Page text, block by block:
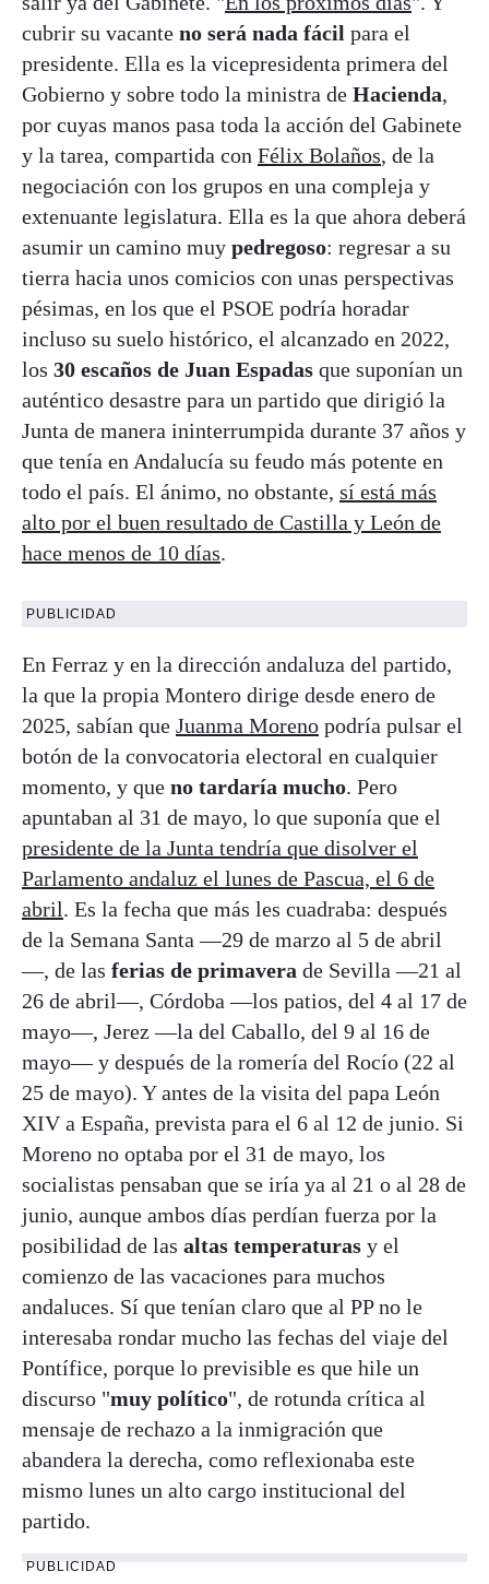
cubrir su vacante no será nada fácil para el
presidente. Ella es la vicepresidenta primera del
Gobierno y sobre todo la ministra de Hacienda,
por cuyas manos pasa toda la acción del Gabinete
y la tarea, compartida con Félix Bolaños, de la
negociación con los grupos en una compleja y
extenuante legislatura. Ella es la que ahora deberá
asumir un camino muy pedregoso: regresar a su
tierra hacia unos comicios con unas perspectivas
pésimas, en los que el PSOE podría horadar
incluso su suelo histórico, el alcanzado en 2022,
los 30 escaños de Juan Espadas que suponían un
auténtico desastre para un partido que dirigió la
Junta de manera ininterrumpida durante 37 años y
que tenía en Andalucía su feudo más potente en
todo el país. El ánimo, no obstante, sí está más
alto por el buen resultado de Castilla y León de
hace menos de 10 días.
PUBLICIDAD
En Ferraz y en la dirección andaluza del partido,
la que la propia Montero dirige desde enero de
2025, sabían que Juanma Moreno podría pulsar el
botón de la convocatoria electoral en cualquier
momento, y que no tardaría mucho. Pero
apuntaban al 31 de mayo, lo que suponía que el
presidente de la Junta tendría que disolver el
Parlamento andaluz el lunes de Pascua, el 6 de
abril. Es la fecha que más les cuadraba: después
de la Semana Santa —29 de marzo al 5 de abril
—, de las ferias de primavera de Sevilla —21 al
26 de abril—, Córdoba —los patios, del 4 al 17 de
mayo—, Jerez —la del Caballo, del 9 al 16 de
mayo— y después de la romería del Rocío (22 al
25 de mayo). Y antes de la visita del papa León
XIV a España, prevista para el 6 al 12 de junio. Si
Moreno no optaba por el 31 de mayo, los
socialistas pensaban que se iría ya al 21 o al 28 de
junio, aunque ambos días perdían fuerza por la
posibilidad de las altas temperaturas y el
comienzo de las vacaciones para muchos
andaluces. Sí que tenían claro que al PP no le
interesaba rondar mucho las fechas del viaje del
Pontífice, porque lo previsible es que hile un
discurso "muy político", de rotunda crítica al
mensaje de rechazo a la inmigración que
abandera la derecha, como reflexionaba este
mismo lunes un alto cargo institucional del
partido.
PUBLICIDAD